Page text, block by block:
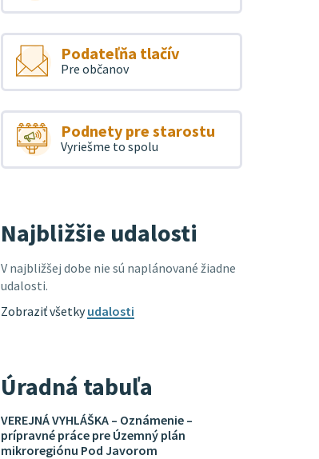
Podateľňa tlačív
Pre občanov
Podnety pre starostu
Vyriešme to spolu
Najbližšie udalosti
V najbližšej dobe nie sú naplánované žiadne
udalosti.
Zobraziť všetkyudalosti
Úradná tabuľa
VEREJNÁ VYHLÁŠKA – Oznámenie –
prípravné práce pre Územný plán
mikroregiónu Pod Javorom